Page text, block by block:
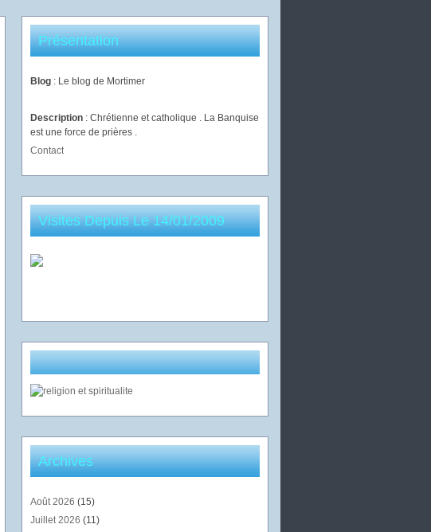
Présentation
Blog : Le blog de Mortimer
Description : Chrétienne et catholique . La Banquise
est une force de prières .
Contact
Visites Depuis Le 14/01/2009
Archives
Août 2026 (15)
Juillet 2026 (11)